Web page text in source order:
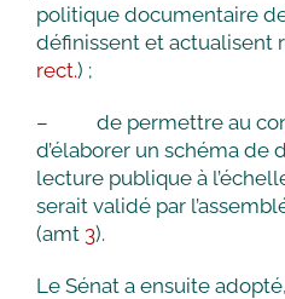
politique documentaire
définissent et actualisent
rect.) ;
– de permettre au
d’élaborer un schéma de
lecture publique à
serait validé par
(amt 3).
Le Sénat a ensuite